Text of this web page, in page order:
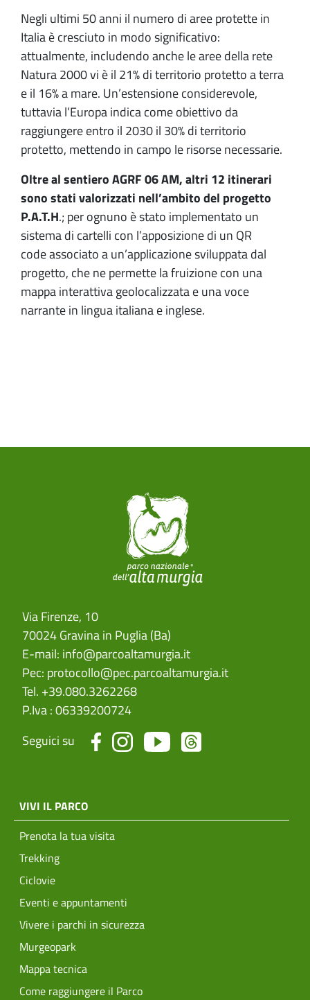
Negli ultimi 50 anni il numero di aree protette in
Italia è cresciuto in modo significativo:
attualmente, includendo anche le aree della rete
Natura 2000 vi è il 21% di territorio protetto a terra
e il 16% a mare. Un’estensione considerevole,
tuttavia l’Europa indica come obiettivo da
raggiungere entro il 2030 il 30% di territorio
protetto, mettendo in campo le risorse necessarie.
Oltre al sentiero AGRF 06 AM, altri 12 itinerari
sono stati valorizzati nell’ambito del progetto
P.A.T.H.; per ognuno è stato implementato un
sistema di cartelli con l’apposizione di un QR
code associato a un’applicazione sviluppata dal
progetto, che ne permette la fruizione con una
mappa interattiva geolocalizzata e una voce
narrante in lingua italiana e inglese.
Via Firenze, 10
70024 Gravina in Puglia (Ba)
E-mail: info@parcoaltamurgia.it
Pec: protocollo@pec.parcoaltamurgia.it
Tel. +39.080.3262268
P.Iva : 06339200724
Seguici su
menu top footer
VIVI IL PARCO
Prenota la tua visita
Trekking
Ciclovie
Eventi e appuntamenti
Vivere i parchi in sicurezza
Murgeopark
Mappa tecnica
Come raggiungere il Parco